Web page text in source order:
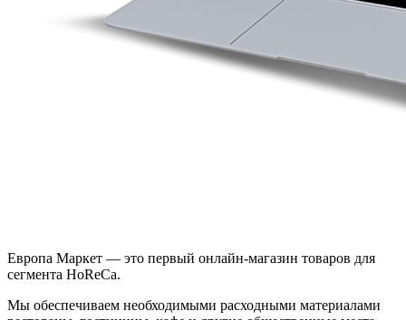
Европа Маркет — это первый онлайн-магазин товаров для
сегмента HoReCa.
Мы обеспечиваем необходимыми расходными материалами